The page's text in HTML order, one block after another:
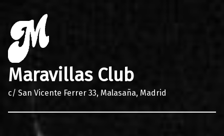
Maravillas Club
c/ San Vicente Ferrer 33, Malasaña, Madrid